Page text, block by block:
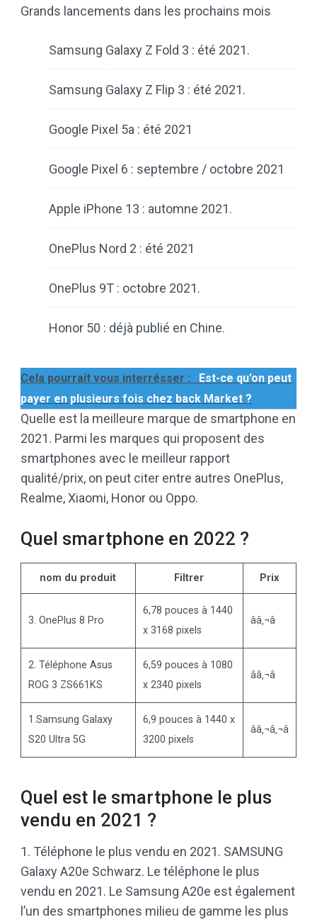
Grands lancements dans les prochains mois
Samsung Galaxy Z Fold 3 : été 2021.
Samsung Galaxy Z Flip 3 : été 2021.
Google Pixel 5a : été 2021
Google Pixel 6 : septembre / octobre 2021
Apple iPhone 13 : automne 2021.
OnePlus Nord 2 : été 2021
OnePlus 9T : octobre 2021.
Honor 50 : déjà publié en Chine.
Cela pourrait vous interrésser :
Est-ce qu'on peut
payer en plusieurs fois chez back Market ?
Quelle est la meilleure marque de smartphone en
2021. Parmi les marques qui proposent des
smartphones avec le meilleur rapport
qualité/prix, on peut citer entre autres OnePlus,
Realme, Xiaomi, Honor ou Oppo.
Quel smartphone en 2022 ?
nom du produit Filtrer Prix
3. OnePlus 8 Pro
6,78 pouces à 1440
x 3168 pixels
ââ‚¬â
2. Téléphone Asus
ROG 3 ZS661KS
6,59 pouces à 1080
x 2340 pixels
ââ‚¬â
1.Samsung Galaxy
S20 Ultra 5G
6,9 pouces à 1440 x
3200 pixels
ââ‚¬â‚¬â
Quel est le smartphone le plus
vendu en 2021 ?
1. Téléphone le plus vendu en 2021. SAMSUNG
Galaxy A20e Schwarz. Le téléphone le plus
vendu en 2021. Le Samsung A20e est également
l’un des smartphones milieu de gamme les plus